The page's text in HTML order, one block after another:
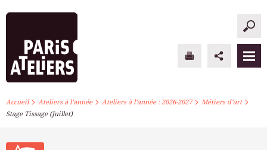
PARIS ATELIERS
Accueil> Ateliers à l’année> Ateliers à l’année : 2026-2027> Métiers d’art>
Stage Tissage (Juillet)